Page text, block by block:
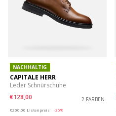
NACHHALTIG
CAPITALE HERR
Leder Schnürschuhe
€128,00
2 FARBEN
€200,00 Listenpreis
-36%